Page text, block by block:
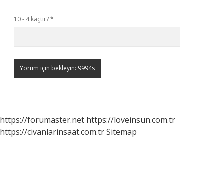
10 - 4 kaçtır?*
https://forumaster.net https://loveinsun.com.tr
https://civanlarinsaat.com.trSitemap